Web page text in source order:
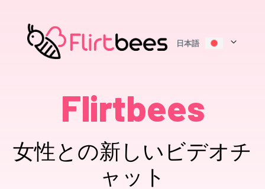
日本語
Flirtbees
女性との新しいビデオチ
ャット